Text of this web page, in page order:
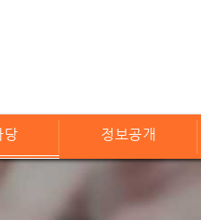
당 정보공개